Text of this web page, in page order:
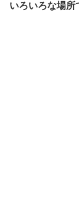
いろいろな場所